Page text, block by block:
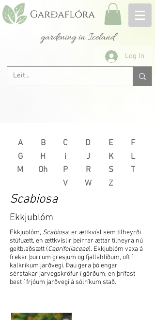
gardening in Iceland
Log In
A B C D E
F
G
M
H
i
Oh
P
J
R
K
L
S
T
V
W Z
Scabiosa
Ekkjublóm
Ekkjublóm, Scabiosa, er ættkvísl sem tilheyrði
stúfuætt, en ættkvíslir þeirrar ættar tilheyra nú
geitblaðsætt (Caprifoliaceae). Ekkjublóm vaxa á
frekar þurrum gresjum og fjallahlíðum, oft í
kalkríkum jarðvegi. Þau gera þó engar
sérstakar jarvegskröfur í görðum, en þrífast
best í frjóum jarðvegi á sólríkum stað.